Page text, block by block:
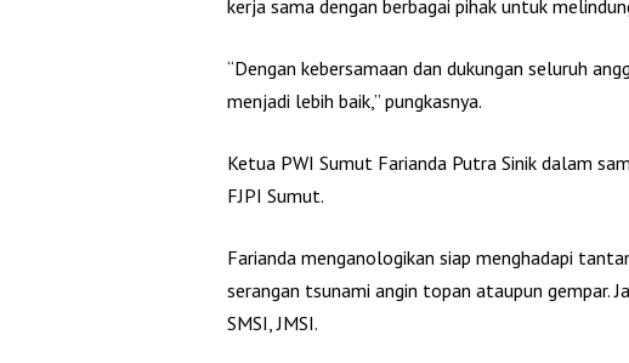
kerja sama dengan berbagai pihak untuk
“Dengan kebersamaan dan dukungan seluruh
menjadi lebih baik,” pungkasnya.
Ketua PWI Sumut Farianda Putra Sinik dalam
FJPI Sumut.
Farianda menganologikan siap menghadapi
serangan tsunami angin topan ataupun gempar.
SMSI, JMSI.